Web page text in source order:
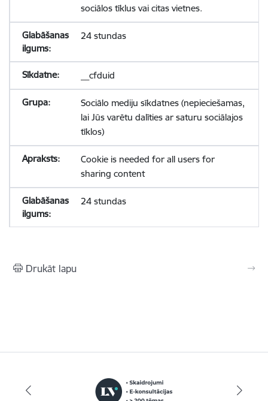
sociālos tīklus vai citas vietnes.
24 stundas
__cfduid
Sociālo mediju sīkdatnes (nepieciešamas,
lai Jūs varētu dalīties ar saturu sociālajos
tīklos)
Cookie is needed for all users for
sharing content
24 stundas
Drukāt lapu